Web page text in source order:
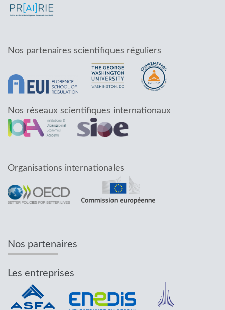
Nos partenaires scientifiques réguliers
Nos réseaux scientifiques internationaux
Organisations internationales
Nos partenaires
Les entreprises